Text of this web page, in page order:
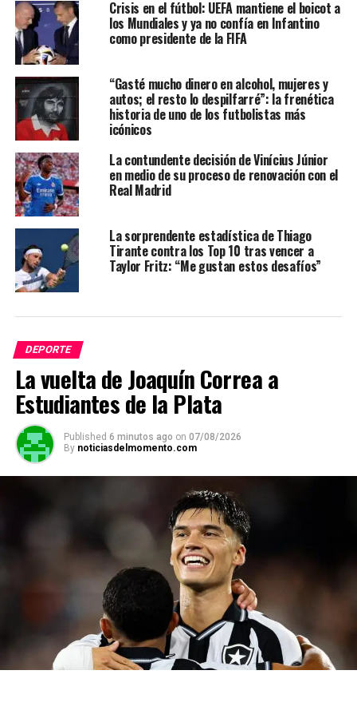
Crisis en el fútbol: UEFA mantiene el boicot a
los Mundiales y ya no confía en Infantino
como presidente de la FIFA
“Gasté mucho dinero en alcohol, mujeres y
autos; el resto lo despilfarré”: la frenética
historia de uno de los futbolistas más
icónicos
La contundente decisión de Vinícius Júnior
en medio de su proceso de renovación con el
Real Madrid
La sorprendente estadística de Thiago
Tirante contra los Top 10 tras vencer a
Taylor Fritz: “Me gustan estos desafíos”
DEPORTE
La vuelta de Joaquín Correa a
Estudiantes de la Plata
Published 6 minutos ago on 07/08/2026
By noticiasdelmomento.com